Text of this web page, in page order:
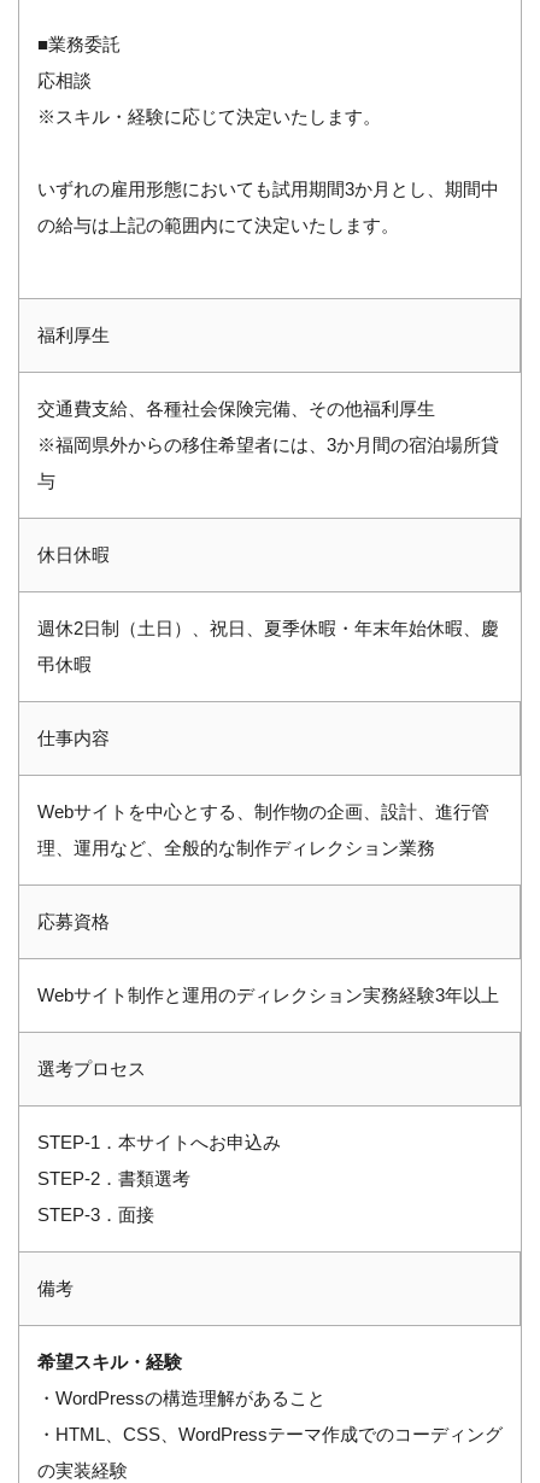
■業務委託
応相談
※スキル・経験に応じて決定いたします。
いずれの雇用形態においても試用期間3か月とし、期間中
の給与は上記の範囲内にて決定いたします。
福利厚生
交通費支給、各種社会保険完備、その他福利厚生
※福岡県外からの移住希望者には、3か月間の宿泊場所貸
与
休日休暇
週休2日制（土日）、祝日、夏季休暇・年末年始休暇、慶
弔休暇
仕事内容
Webサイトを中心とする、制作物の企画、設計、進行管
理、運用など、全般的な制作ディレクション業務
応募資格
Webサイト制作と運用のディレクション実務経験3年以上
選考プロセス
STEP-1．本サイトへお申込み
STEP-2．書類選考
STEP-3．面接
備考
希望スキル・経験
・WordPressの構造理解があること
・HTML、CSS、WordPressテーマ作成でのコーディング
の実装経験